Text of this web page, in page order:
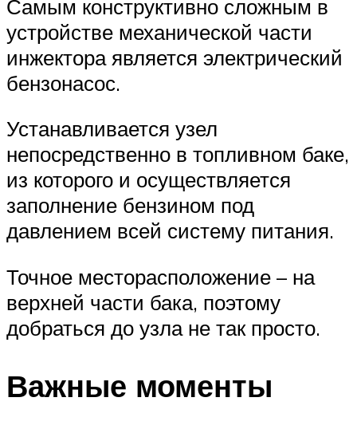
Самым конструктивно сложным в
устройстве механической части
инжектора является электрический
бензонасос.
Устанавливается узел
непосредственно в топливном баке,
из которого и осуществляется
заполнение бензином под
давлением всей систему питания.
Точное месторасположение – на
верхней части бака, поэтому
добраться до узла не так просто.
Важные моменты